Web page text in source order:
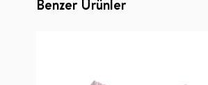
Benzer Ürünler